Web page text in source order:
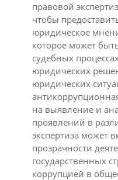
правовой
чтобы
юридическое
которое может
судебных
юридических
юридических
на выявление и
проявлений в
экспертиза может
прозрачности
государственных
коррупцией в